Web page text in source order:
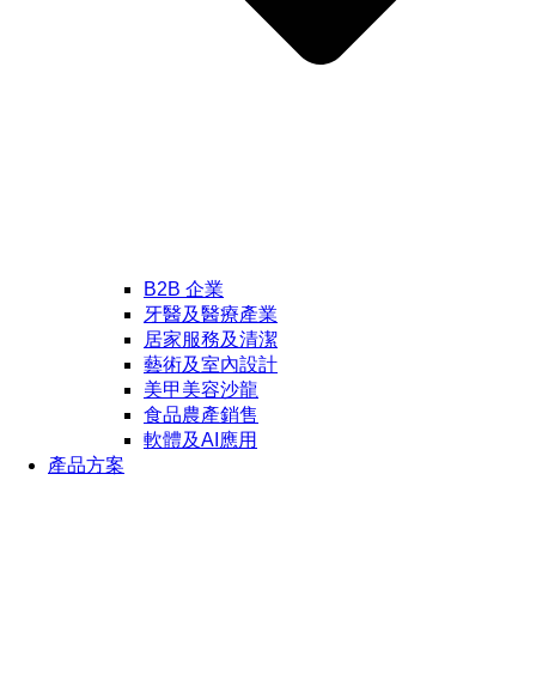
B2B 企業
牙醫及醫療產業
居家服務及清潔
藝術及室內設計
美甲美容沙龍
食品農產銷售
軟體及AI應用
產品方案